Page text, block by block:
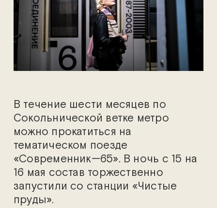
В течение шести месяцев по
Сокольнической ветке метро
можно прокатиться на
тематическом поезде
«Современник—65». В ночь с 15 на
16 мая состав торжественно
запустили со станции «Чистые
пруды».